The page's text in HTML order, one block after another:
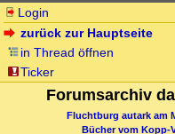
Login
zurück zur Hauptseite
in Thread öffnen
Ticker
Forumsarchiv
Fluchtburg autark am
Bücher vom Kopp-